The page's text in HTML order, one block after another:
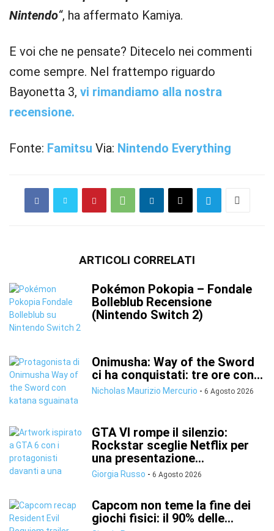
Nintendo“, ha affermato Kamiya.
E voi che ne pensate? Ditecelo nei commenti
come sempre. Nel frattempo riguardo
Bayonetta 3, vi rimandiamo alla nostra
recensione.
Fonte: Famitsu Via: Nintendo Everything
ARTICOLI CORRELATI
Pokémon Pokopia – Fondale
Bolleblub Recensione
(Nintendo Switch 2)
Onimusha: Way of the Sword
ci ha conquistati: tre ore con...
Nicholas Maurizio Mercurio - 6 Agosto 2026
GTA VI rompe il silenzio:
Rockstar sceglie Netflix per
una presentazione...
Giorgia Russo - 6 Agosto 2026
Capcom non teme la fine dei
giochi fisici: il 90% delle...